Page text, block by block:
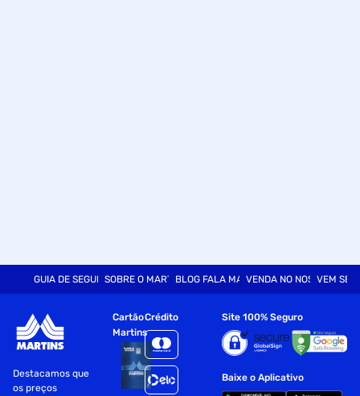
GUIA DE SEGURANÇASOBRE O MARTINSBLOG FALA MARTVENDA NO NOSSO SITE
VEM SER
Destacamos que
os preços
Cartão
Martins
Crédito Site 100% Seguro
Baixe o Aplicativo